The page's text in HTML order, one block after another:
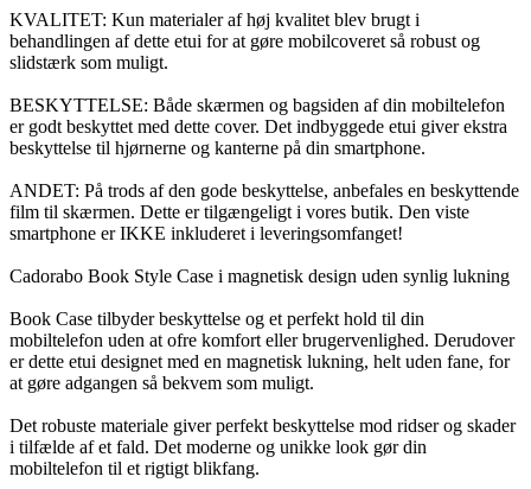
KVALITET: Kun materialer af høj kvalitet blev brugt i
behandlingen af dette etui for at gøre mobilcoveret så robust og
slidstærk som muligt.
BESKYTTELSE: Både skærmen og bagsiden af din mobiltelefon
er godt beskyttet med dette cover. Det indbyggede etui giver ekstra
beskyttelse til hjørnerne og kanterne på din smartphone.
ANDET: På trods af den gode beskyttelse, anbefales en beskyttende
film til skærmen. Dette er tilgængeligt i vores butik. Den viste
smartphone er IKKE inkluderet i leveringsomfanget!
Cadorabo Book Style Case i magnetisk design uden synlig lukning
Book Case tilbyder beskyttelse og et perfekt hold til din
mobiltelefon uden at ofre komfort eller brugervenlighed. Derudover
er dette etui designet med en magnetisk lukning, helt uden fane, for
at gøre adgangen så bekvem som muligt.
Det robuste materiale giver perfekt beskyttelse mod ridser og skader
i tilfælde af et fald. Det moderne og unikke look gør din
mobiltelefon til et rigtigt blikfang.